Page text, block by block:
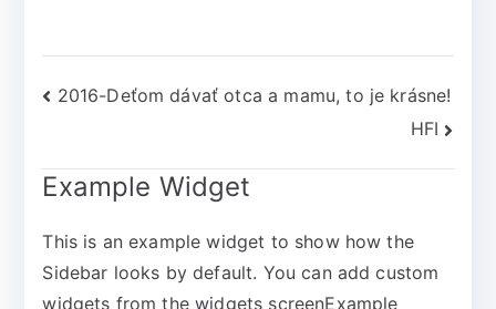
2016-Deťom dávať otca a mamu, to je krásne!
HFI
Example Widget
This is an example widget to show how the
Sidebar looks by default. You can add custom
widgets from the widgets screenExample